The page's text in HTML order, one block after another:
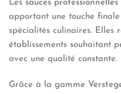
Les sauces professionnelles
apportant une touche
spécialités culinaires. Elles
établissements souhaitant
avec une qualité constante.
Grâce à la gamme